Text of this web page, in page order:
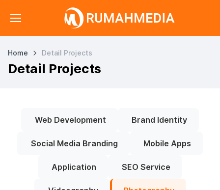
Home Detail Projects
Detail Projects
Web Development Brand Identity
Social Media Branding Mobile Apps
Application SEO Service